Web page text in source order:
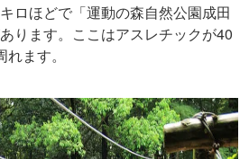
ロほどで「運動の森自然公園成田
ります。ここはアスレチックが40
ます。